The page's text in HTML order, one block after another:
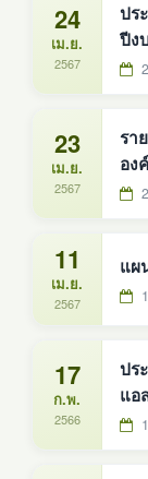
24
เม.ย.
2567
ปร
ปีงบ
ซื้อ
กว่
แบ
23
เม.ย.
2567
รา
อง
ใต้
11
เม.ย.
2567
แผ
17
ก.พ.
2566
ปร
แอ
ถิ่น